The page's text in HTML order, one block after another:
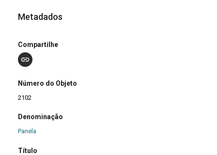
Metadados
Compartilhe
Número do Objeto
2102
Denominação
Panela
Título